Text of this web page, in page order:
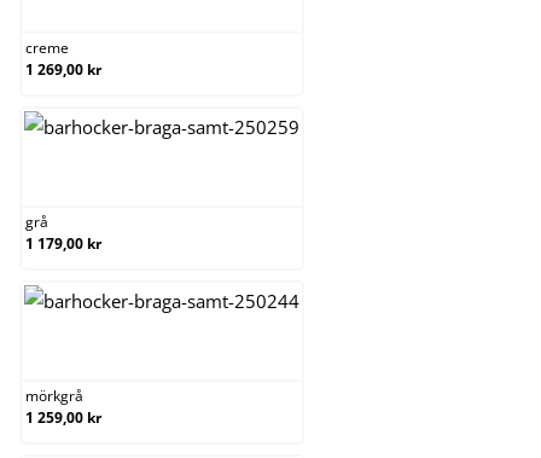
creme
1 269,00 kr
grå
1 179,00 kr
mörkgrå
1 259,00 kr